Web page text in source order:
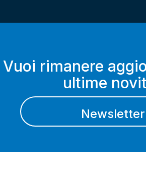
Vuoi rimanere
ultime
Newsletter